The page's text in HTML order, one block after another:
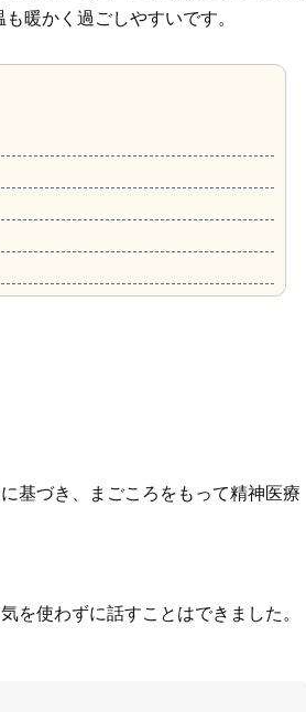
暖かく過ごしやすいです。
基づき、まごころをもって精神医療
を使わずに話すことはできました。